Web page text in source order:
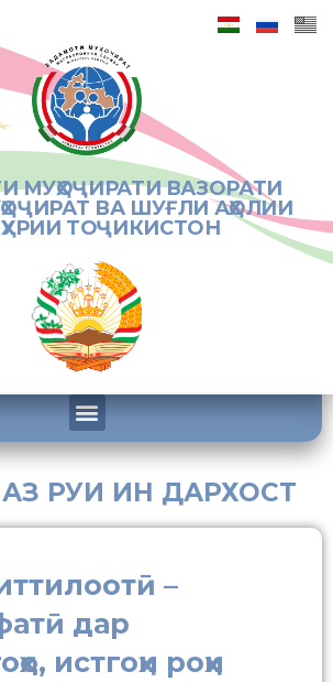
МУҲОҶИРАТИ ВАЗОРАТИ
ВА ШУҒЛИ АҲОЛИИ
ТОҶИКИСТОН
АЗ РУИ ИН ДАРХОСТ
–
дар
истгоҳи роҳи